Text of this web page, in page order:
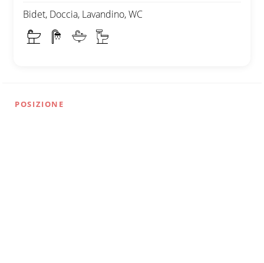
Bidet, Doccia, Lavandino, WC
POSIZIONE